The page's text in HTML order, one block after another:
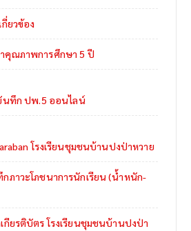
ยวข้อง
ณภาพการศึกษา 5 ปี
นทึก ปพ.5 ออนไลน์
โรงเรียนชุมชนบ้านปงป่าหวาย
ภาวะโภชนาการนักเรียน (น้ำหนัก-
กียรติบัตร โรงเรียนชุมชนบ้านปงป่า